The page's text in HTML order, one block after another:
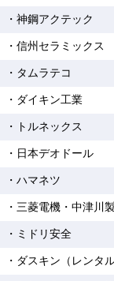
・神鋼アクテック
・信州セラミックス
・タムラテコ
・ダイキン工業
・トルネックス
・日本デオドール
・ハマネツ
・三菱電機・中津川
・ミドリ安全
・ダスキン（レンタ